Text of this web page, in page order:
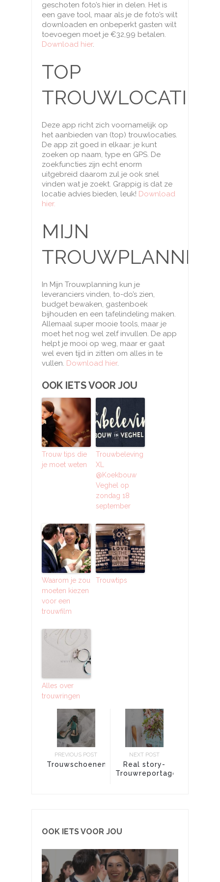
geschoten foto’s hier in delen. Het is
een gave tool, maar als je de foto’s wilt
downloaden en onbeperkt gasten wilt
toevoegen moet je €32,99 betalen.
Download hier.
TOP
TROUWLOCATIES
Deze app richt zich voornamelijk op
het aanbieden van (top) trouwlocaties.
De app zit goed in elkaar: je kunt
zoeken op naam, type en GPS. De
zoekfuncties zijn echt enorm
uitgebreid daarom zul je ook snel
vinden wat je zoekt. Grappig is dat ze
locatie advies bieden, leuk! Download
hier.
MIJN
TROUWPLANNING
In Mijn Trouwplanning kun je
leveranciers vinden, to-do’s zien,
budget bewaken, gastenboek
bijhouden en een tafelindeling maken.
Allemaal super mooie tools, maar je
moet het nog wel zelf invullen. De app
helpt je mooi op weg, maar er gaat
wel even tijd in zitten om alles in te
vullen. Download hier.
OOK IETS VOOR JOU
Trouw tips die
je moet weten
Trouwbeleving
XL
@Koekbouw
Veghel op
zondag 18
september
Waarom je zou
moeten kiezen
voor een
trouwfilm
Trouwtips
Alles over
trouwringen
PREVIOUS POST
Trouwschoenen
NEXT POST
Real story-
Trouwreportage
OOK IETS VOOR JOU